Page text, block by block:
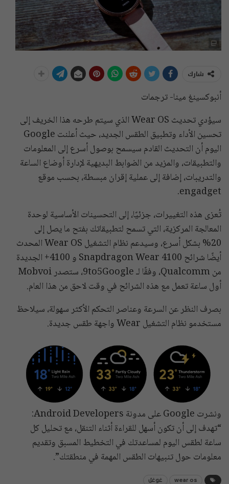
شارك
أنبوكسينغ مينا- ترجمات
سيؤدي تحديث Wear OS الذي سيتم طرحه هذا الخريف إلى
تحسين الأداء وتطبيق الطقس الجديد، حيث أعلنت Google
اليوم أن التحديث القادم سيسمح بوصول أسرع إلى المعلومات
والتطبيقات، والمزيد من الضوابط البديهية لإدارة أوضاع الساعة
والتدريبات، إضافة إلى عملية إقران مبسطة، بحسب موقع
engadget.
تُعزى هذه التغييرات، جزئيًا، إلى التحسينات الأساسية لوحدة
المعالجة المركزية، التي تسمح لتطبيقاتك بفتح ما يصل إلى
20% بشكل أسرع، وسيدعم نظام التشغيل Wear OS المحدث
أيضًا شرائح Snapdragon Wear 4100 و 4100+ الجديدة
من Qualcomm، وفقًا لـ 9to5Google، ستصدر Mobvoi
أول ساعة تعمل مع هذه الشرائح في وقت لاحق من هذا العام.
بصرف النظر عن السرعة وعناصر التحكم الأكثر سهولة، سيلاحظ
مستخدمو نظام التشغيل Wear واجهة طقس جديدة.
ونشرت Google على مدونة Android Developers:
“تهدف إلى أن تكون أسهل للقراءة أثناء التنقل، مع تحليل كل
ساعة لطقس اليوم لمساعدتك في التخطيط المسبق وتقديم
معلومات حول تنبيهات الطقس المهمة في منطقتك”.
wear os غوغل